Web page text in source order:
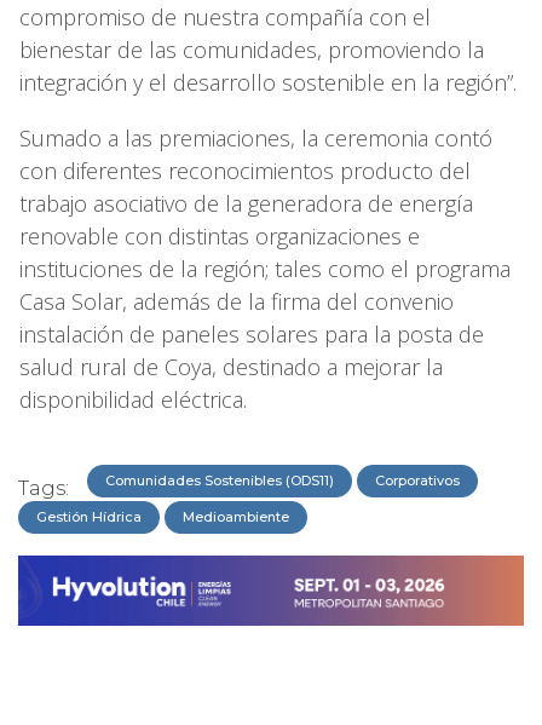
compromiso de nuestra compañía con el
bienestar de las comunidades, promoviendo la
integración y el desarrollo sostenible en la región”.
Sumado a las premiaciones, la ceremonia contó
con diferentes reconocimientos producto del
trabajo asociativo de la generadora de energía
renovable con distintas organizaciones e
instituciones de la región; tales como el programa
Casa Solar, además de la firma del convenio
instalación de paneles solares para la posta de
salud rural de Coya, destinado a mejorar la
disponibilidad eléctrica.
Tags: Comunidades Sostenibles (ODS11) Corporativos
Gestión Hídrica Medioambiente